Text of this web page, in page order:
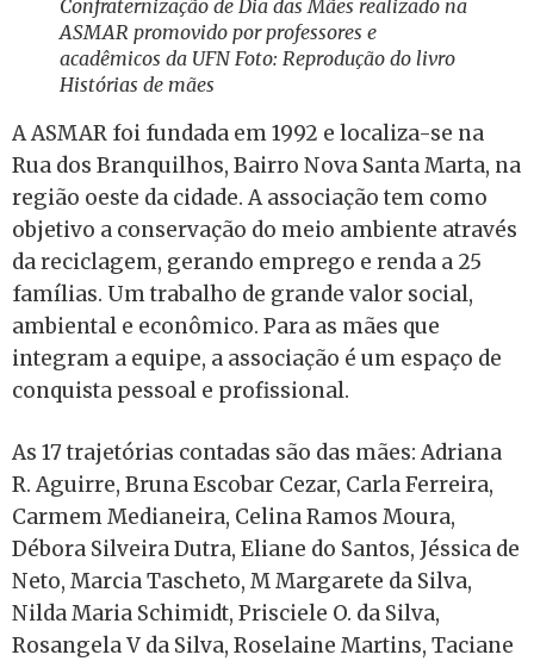
Confraternização de Dia das Mães realizado na
ASMAR promovido por professores e
acadêmicos da UFN Foto: Reprodução do livro
Histórias de mães
A ASMAR foi fundada em 1992 e localiza-se na
Rua dos Branquilhos, Bairro Nova Santa Marta, na
região oeste da cidade. A associação tem como
objetivo a conservação do meio ambiente através
da reciclagem, gerando emprego e renda a 25
famílias. Um trabalho de grande valor social,
ambiental e econômico. Para as mães que
integram a equipe, a associação é um espaço de
conquista pessoal e profissional.
As 17 trajetórias contadas são das mães: Adriana
R. Aguirre, Bruna Escobar Cezar, Carla Ferreira,
Carmem Medianeira, Celina Ramos Moura,
Débora Silveira Dutra, Eliane do Santos, Jéssica de
Neto, Marcia Tascheto, M Margarete da Silva,
Nilda Maria Schimidt, Prisciele O. da Silva,
Rosangela V da Silva, Roselaine Martins, Taciane